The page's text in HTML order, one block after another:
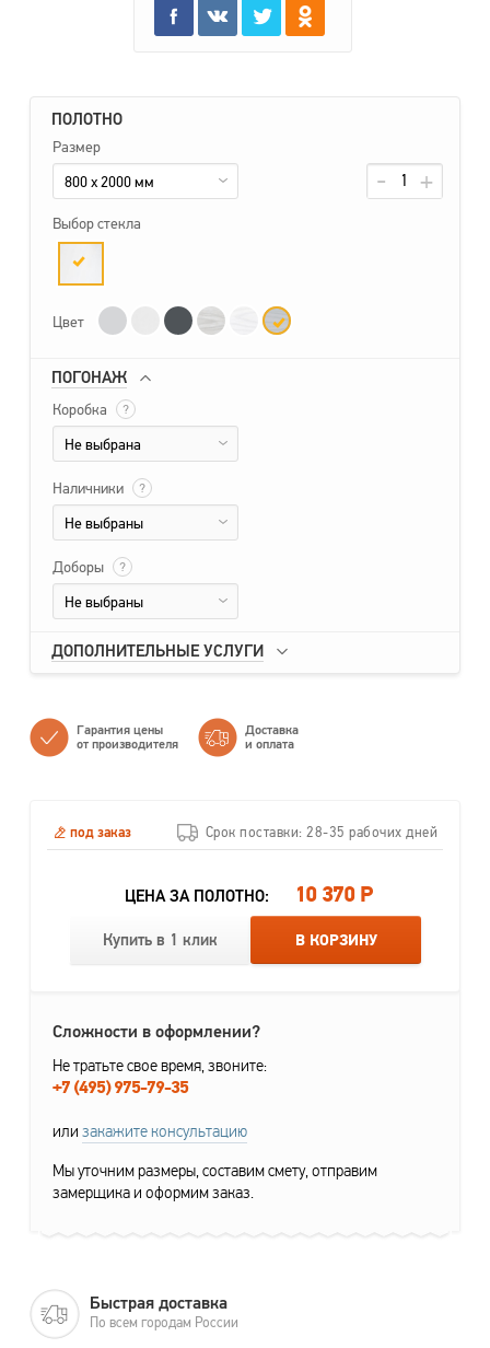
ПОЛОТНО
Размер
800 x 2000 мм
Выбор стекла
Цвет
ПОГОНАЖ
Коробка ?
Не выбрана
Наличники ?
Не выбраны
Доборы ?
Не выбраны
ДОПОЛНИТЕЛЬНЫЕ УСЛУГИ
Гарантия цены
от производителя
Доставка
и оплата
под заказ Срок поставки: 28-35 рабочих дней
ЦЕНА ЗА ПОЛОТНО: 10 370 Р
Купить в 1 клик В КОРЗИНУ
Сложности в оформлении?
Не тратьте свое время, звоните:
+7 (495) 975-79-35
или закажите консультацию
Мы уточним размеры, составим смету, отправим
замерщика и оформим заказ.
Быстрая доставка
По всем городам России